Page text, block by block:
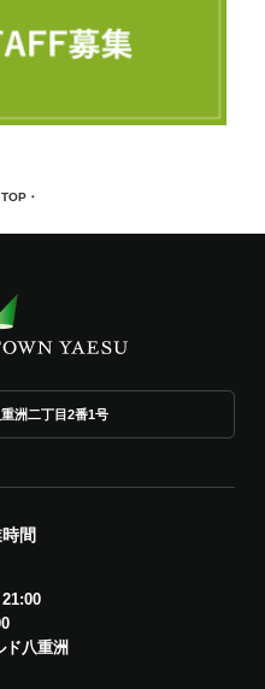
・
洲二丁目2番1号
間
ド八重洲